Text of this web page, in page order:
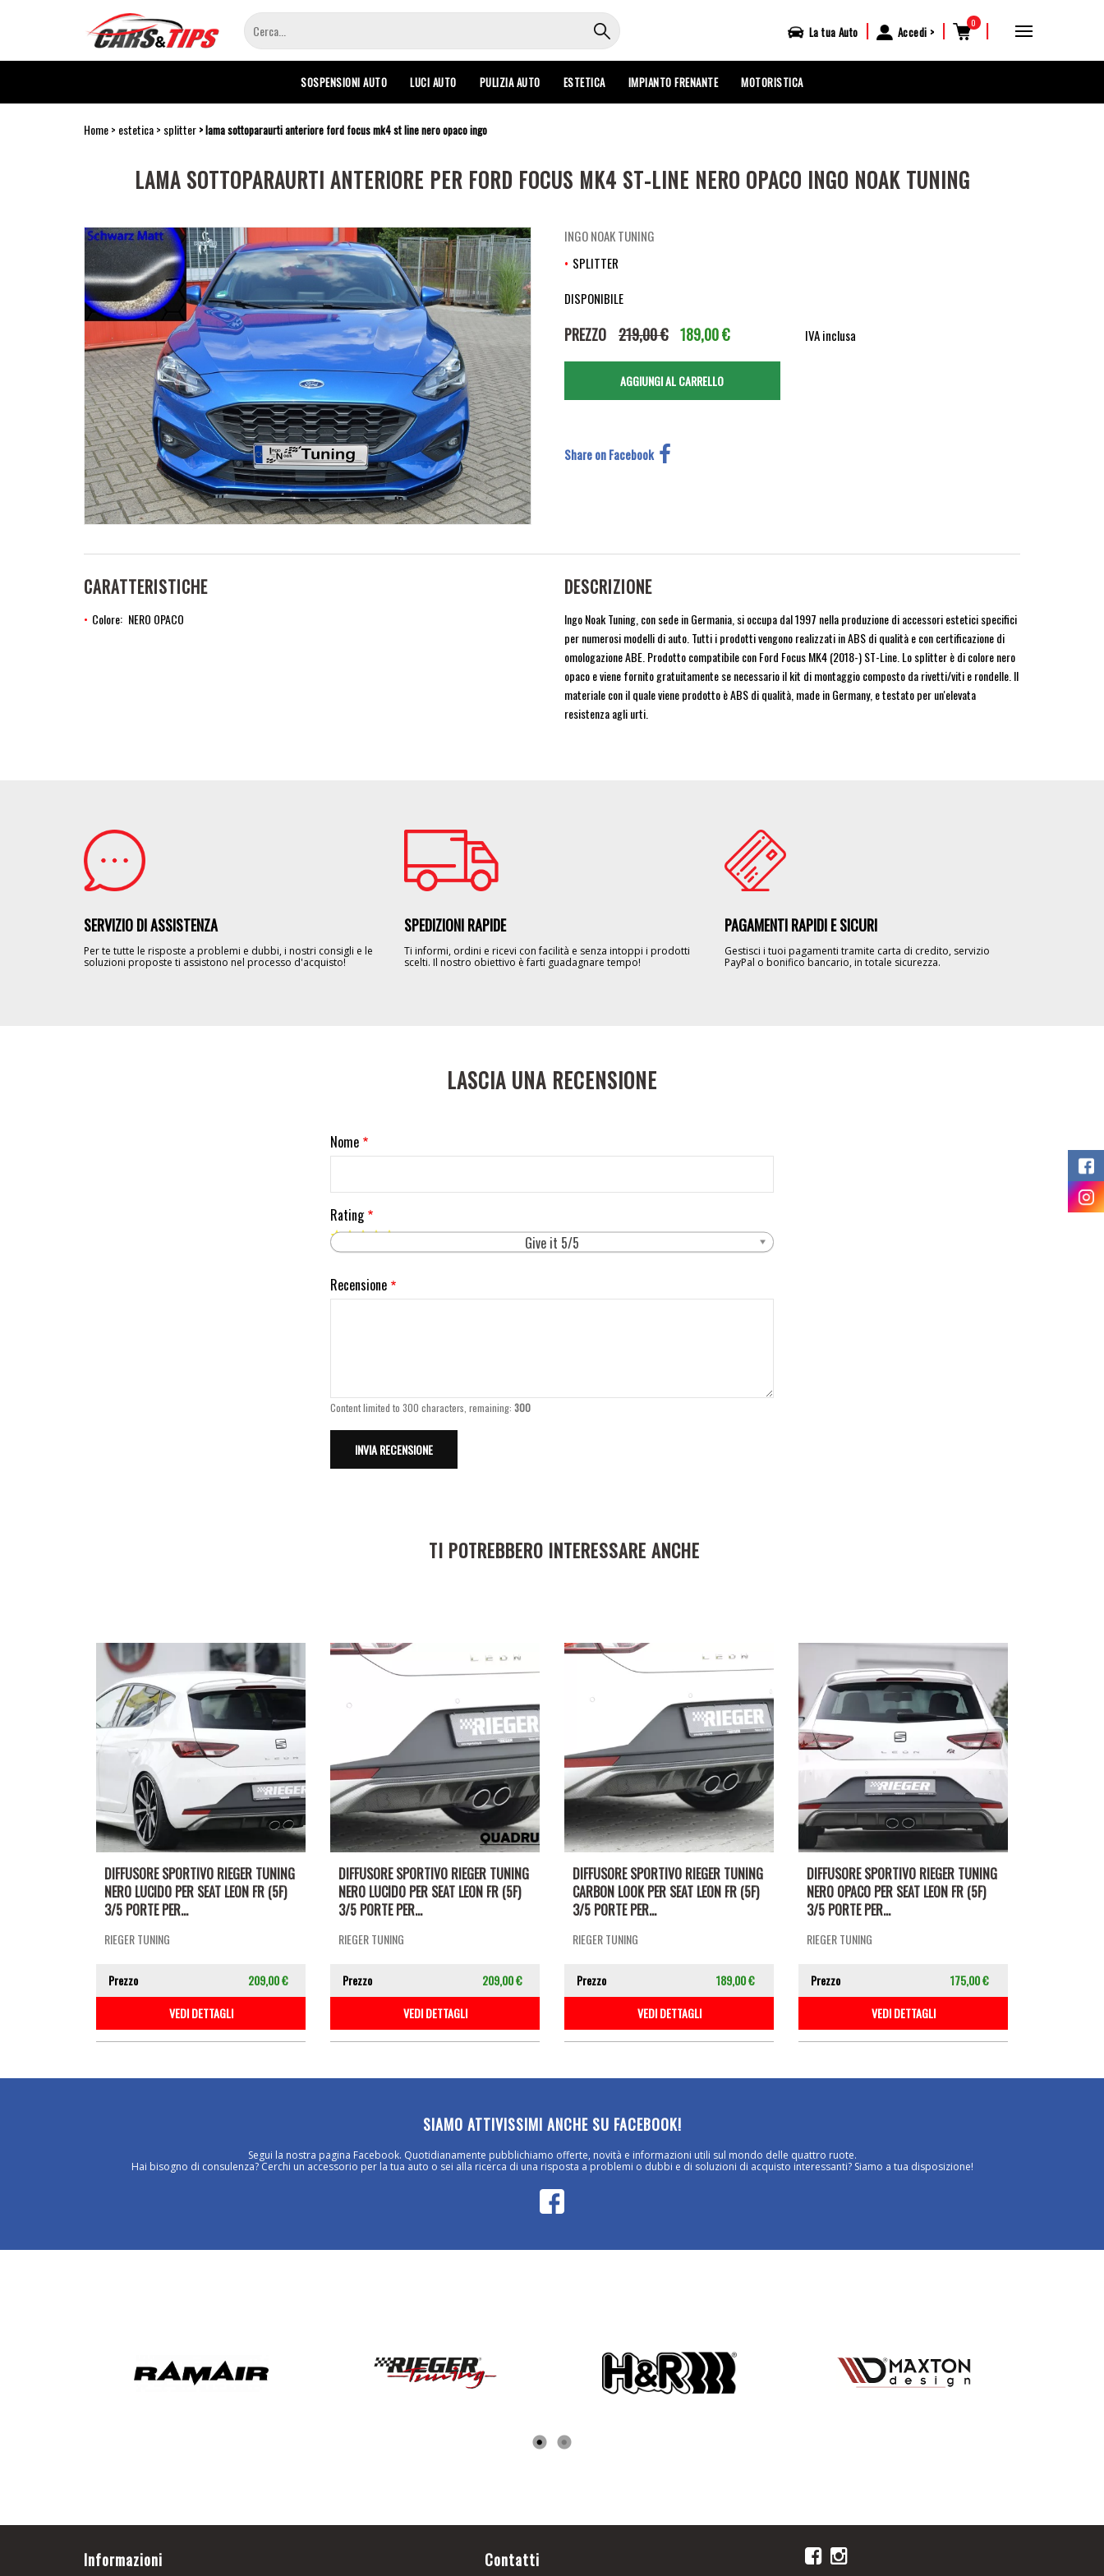
principale
La tua Auto | Accedi | 0 |
SOSPENSIONI AUTO LUCI AUTO PULIZIA AUTO ESTETICA IMPIANTO FRENANTE MOTORISTICA
Home estetica splitter lama sottoparaurti anteriore ford focus mk4 st line nero opaco ingo
LAMA SOTTOPARAURTI ANTERIORE PER FORD FOCUS MK4 ST-LINE NERO OPACO INGO NOAK TUNING
INGO NOAK TUNING
SPLITTER
DISPONIBILE
PREZZO 219,00 € 189,00 € IVA inclusa
Share on Facebook
CARATTERISTICHE
Colore NERO OPACO
DESCRIZIONE
Ingo Noak Tuning, con sede in Germania, si occupa dal 1997 nella produzione di accessori estetici specifici
per numerosi modelli di auto. Tutti i prodotti vengono realizzati in ABS di qualità e con certificazione di
omologazione ABE. Prodotto compatibile con Ford Focus MK4 (2018-) ST-Line. Lo splitter è di colore nero
opaco e viene fornito gratuitamente se necessario il kit di montaggio composto da rivetti/viti e rondelle. Il
materiale con il quale viene prodotto è ABS di qualità, made in Germany, e testato per un'elevata
resistenza agli urti.
Image
SERVIZIO DI ASSISTENZA
Per te tutte le risposte a problemi e dubbi, i nostri consigli e le
soluzioni proposte ti assistono nel processo d'acquisto!
Image
SPEDIZIONI RAPIDE
Ti informi, ordini e ricevi con facilità e senza intoppi i prodotti
scelti. Il nostro obiettivo è farti guadagnare tempo!
Image
PAGAMENTI RAPIDI E SICURI
Gestisci i tuoi pagamenti tramite carta di credito, servizio
PayPal o bonifico bancario, in totale sicurezza.
LASCIA UNA RECENSIONE
Nome
Rating
Give it 5/5
Recensione
Content limited to 300 characters, remaining: 300
TI POTREBBERO INTERESSARE ANCHE
DIFFUSORE SPORTIVO RIEGER TUNING
NERO LUCIDO PER SEAT LEON FR (5F)
3/5 PORTE PER...
RIEGER TUNING
Prezzo
209,00 €
VEDI DETTAGLI
DIFFUSORE SPORTIVO RIEGER TUNING
NERO LUCIDO PER SEAT LEON FR (5F)
3/5 PORTE PER...
RIEGER TUNING
Prezzo
209,00 €
VEDI DETTAGLI
DIFFUSORE SPORTIVO RIEGER TUNING
CARBON LOOK PER SEAT LEON FR (5F)
3/5 PORTE PER...
RIEGER TUNING
Prezzo
189,00 €
VEDI DETTAGLI
DIFFUSORE SPORTIVO RIEGER TUNING
NERO OPACO PER SEAT LEON FR (5F)
3/5 PORTE PER...
RIEGER TUNING
Prezzo
175,00 €
VEDI DETTAGLI
SIAMO ATTIVISSIMI ANCHE SU FACEBOOK!
Segui la nostra pagina Facebook. Quotidianamente pubblichiamo offerte, novità e informazioni utili sul mondo delle quattro ruote.
Hai bisogno di consulenza? Cerchi un accessorio per la tua auto o sei alla ricerca di una risposta a problemi o dubbi e di soluzioni di acquisto interessanti? Siamo a tua disposizione!
Informazioni Contatti